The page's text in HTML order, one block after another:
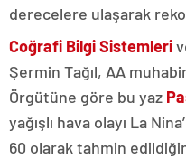
derecelere ulaşarak
Coğrafi Bilgi Sistemleri
Şermin Tağıl, AA
Örgütüne göre bu yaz
yağışlı hava olayı La
60 olarak tahmin